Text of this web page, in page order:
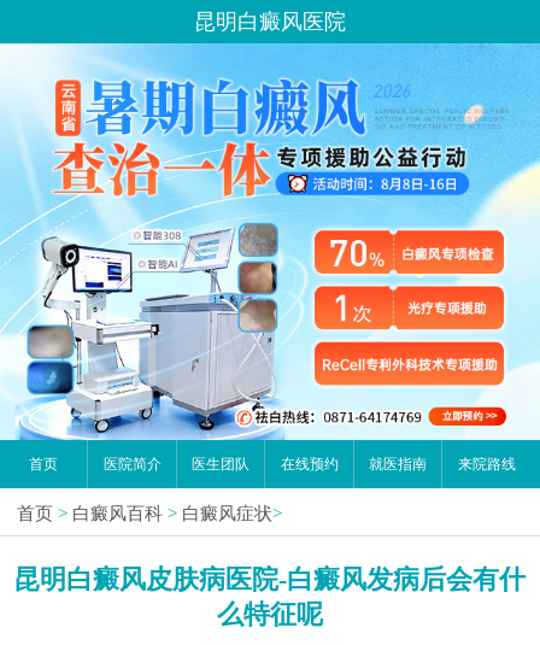
昆明白癜风医院
首页 医院简介 医生团队 在线预约 就医指南 来院路线
首页 > 白癜风百科 > 白癜风症状>
昆明白癜风皮肤病医院-白癜风发病后会有什
么特征呢